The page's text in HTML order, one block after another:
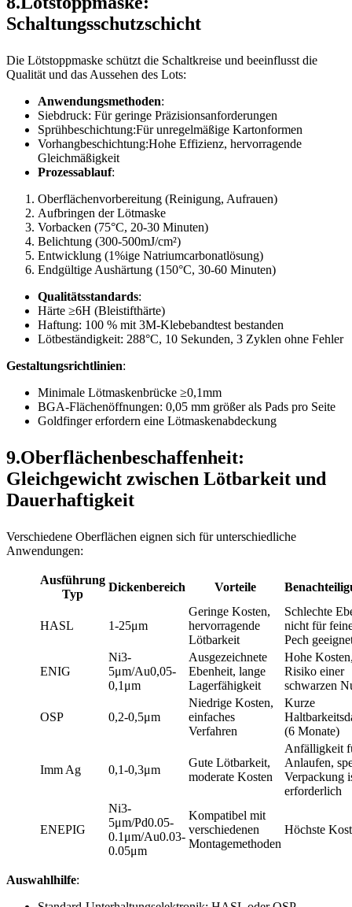
Schaltungsschutzschicht
Die Lötstoppmaske schützt die Schaltkreise und beeinflusst die
Qualität und das Aussehen des Lots:
Anwendungsmethoden:
Siebdruck: Für geringe Präzisionsanforderungen
Sprühbeschichtung:Für unregelmäßige Kartonformen
Vorhangbeschichtung:Hohe Effizienz, hervorragende
Gleichmäßigkeit
Prozessablauf:
Oberflächenvorbereitung (Reinigung, Aufrauen)
Aufbringen der Lötmaske
Vorbacken (75°C, 20-30 Minuten)
Belichtung (300-500mJ/cm²)
Entwicklung (1%ige Natriumcarbonatlösung)
Endgültige Aushärtung (150°C, 30-60 Minuten)
Qualitätsstandards:
Härte ≥6H (Bleistifthärte)
Haftung: 100 % mit 3M-Klebebandtest bestanden
Lötbeständigkeit: 288°C, 10 Sekunden, 3 Zyklen ohne Fehler
Gestaltungsrichtlinien:
Minimale Lötmaskenbrücke ≥0,1mm
BGA-Flächenöffnungen: 0,05 mm größer als Pads pro Seite
Goldfinger erfordern eine Lötmaskenabdeckung
9.Oberflächenbeschaffenheit:
Gleichgewicht zwischen Lötbarkeit und
Dauerhaftigkeit
Verschiedene Oberflächen eignen sich für unterschiedliche
Anwendungen:
Ausführung
Typ
Dickenbereich Vorteile
HASL 1-25μm
Geringe Kosten,
hervorragende
Lötbarkeit
Schlechte
nicht für
Pech
ENIG
Ni3-
5μm/Au0,05-
0,1μm
Ausgezeichnete
Ebenheit, lange
Lagerfähigkeit
Hohe
Risiko einer
schwarzen
OSP 0,2-0,5μm
Niedrige Kosten,
einfaches
Verfahren
Kurze
(6 Monate)
Imm Ag 0,1-0,3μm
Gute Lötbarkeit,
moderate Kosten
Anfälligkeit
Anlaufen,
Verpackung
erforderlich
ENEPIG
Ni3-
5μm/Pd0.05-
0.1μm/Au0.03-
0.05μm
Kompatibel mit
verschiedenen
Montagemethoden
Höchste
Auswahlhilfe: